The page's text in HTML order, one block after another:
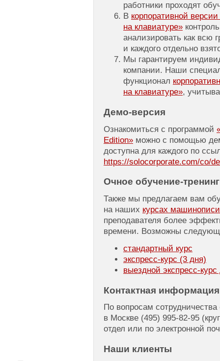
работники проходят
В корпоративной
на клавиатуре»
анализировать как всю
и каждого отдельно
Мы гарантируем
компании. Наши
функционал
на клавиатуре»,
Демо-версия
Ознакомиться с программой
Edition» можно с помощью
доступна для каждого по
https://solocorporate.com/co/
Очное обучение-тренинг
Также мы предлагаем вам
на наших курсах машинописи
преподавателя более
времени. Возможны
стандартный курс
экспресс-курс (3 дня)
выездной экспресс-курс
Контактная информация
По вопросам
в Москве (495) 995-82-95
отдел или по электронной
Наши клиенты